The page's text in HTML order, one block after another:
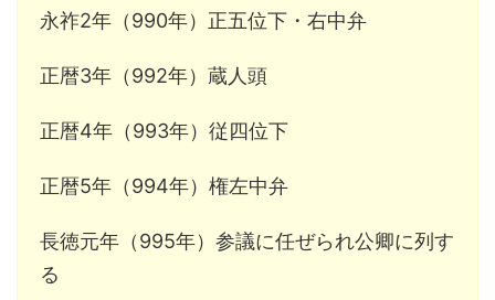
永祚2年（990年）正五位下・右中弁
正暦3年（992年）蔵人頭
正暦4年（993年）従四位下
正暦5年（994年）権左中弁
長徳元年（995年）参議に任ぜられ公卿に列す
る